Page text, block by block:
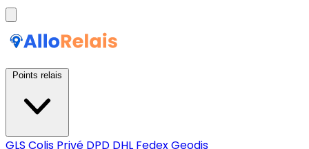
GLS Colis Privé DPD DHL FedexGeodis